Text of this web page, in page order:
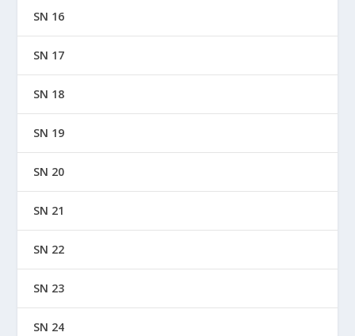
SN 16
SN 17
SN 18
SN 19
SN 20
SN 21
SN 22
SN 23
SN 24